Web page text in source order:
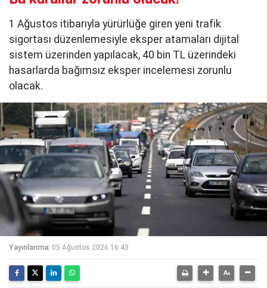
1 Ağustos itibarıyla yürürlüğe giren yeni trafik
sigortası düzenlemesiyle eksper atamaları dijital
sistem üzerinden yapılacak, 40 bin TL üzerindeki
hasarlarda bağımsız eksper incelemesi zorunlu
olacak.
Yayınlanma: 05 Ağustos 2026 16:43